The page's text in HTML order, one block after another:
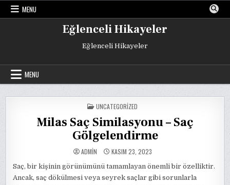
Skip
MENU
Eğlenceli Hikayeler
Eğlenceli Hikayeler
MENU
POSTED
IN
UNCATEGORIZED
Milas Saç Similasyonu – Saç
Gölgelendirme
ADMIN KASIM 23, 2023
Saç, bir kişinin görünümünü tamamlayan önemli bir özelliktir.
Ancak, saç dökülmesi veya seyrek saçlar gibi sorunlarla